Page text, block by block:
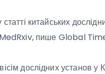
китайських
MedRxiv, пише Global
дослідних установ у